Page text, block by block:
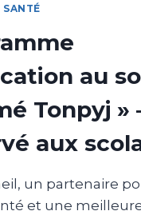
au
Tonpyj »
aux
un partenaire
et une